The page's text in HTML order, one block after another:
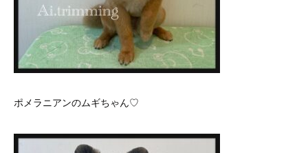
ポメラニアンのムギちゃん♡